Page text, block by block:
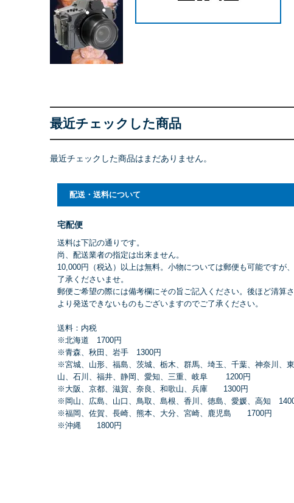
最近チェックした商品
最近チェックした商品はまだありません。
配送・送料について
宅配便
送料は下記の通りです。
尚、配送業者の指定は出来ません。
10,000円（税込）以上は無料。小物については郵便も可能ですが
了承くださいませ。
郵便ご希望の際には備考欄にその旨ご記入ください。後ほど清算
より発送できないものもございますのでご了承ください。
送料：内税
※北海道 1700円
※青森、秋田、岩手 1300円
※宮城、山形、福島、茨城、栃木、群馬、埼玉、千葉、神奈川、
山、石川、福井、静岡、愛知、三重、岐阜 1200円
※大阪、京都、滋賀、奈良、和歌山、兵庫 1300円
※岡山、広島、山口、鳥取、島根、香川、徳島、愛媛、高知
※福岡、佐賀、長崎、熊本、大分、宮崎、鹿児島 1700円
※沖縄 1800円